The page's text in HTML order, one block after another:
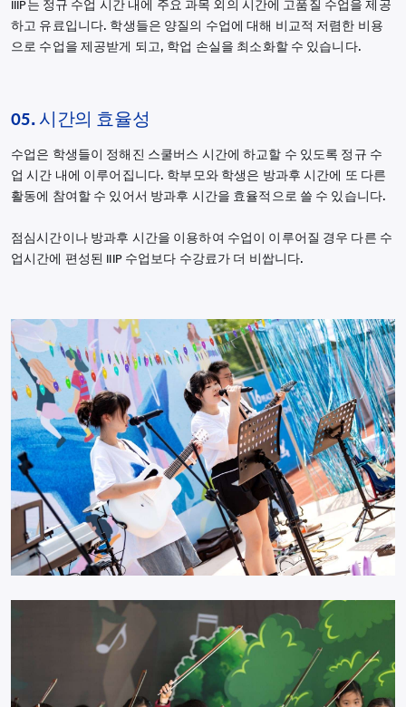
IIIP는 정규 수업 시간 내에 주요 과목 외의 시간에 고품질 수업을 제공
하고 유료입니다. 학생들은 양질의 수업에 대해 비교적 저렴한 비용
으로 수업을 제공받게 되고, 학업 손실을 최소화할 수 있습니다.
05. 시간의 효율성
수업은 학생들이 정해진 스쿨버스 시간에 하교할 수 있도록 정규 수
업 시간 내에 이루어집니다. 학부모와 학생은 방과후 시간에 또 다른
활동에 참여할 수 있어서 방과후 시간을 효율적으로 쓸 수 있습니다.
점심시간이나 방과후 시간을 이용하여 수업이 이루어질 경우 다른 수
업시간에 편성된 IIIP 수업보다 수강료가 더 비쌉니다.